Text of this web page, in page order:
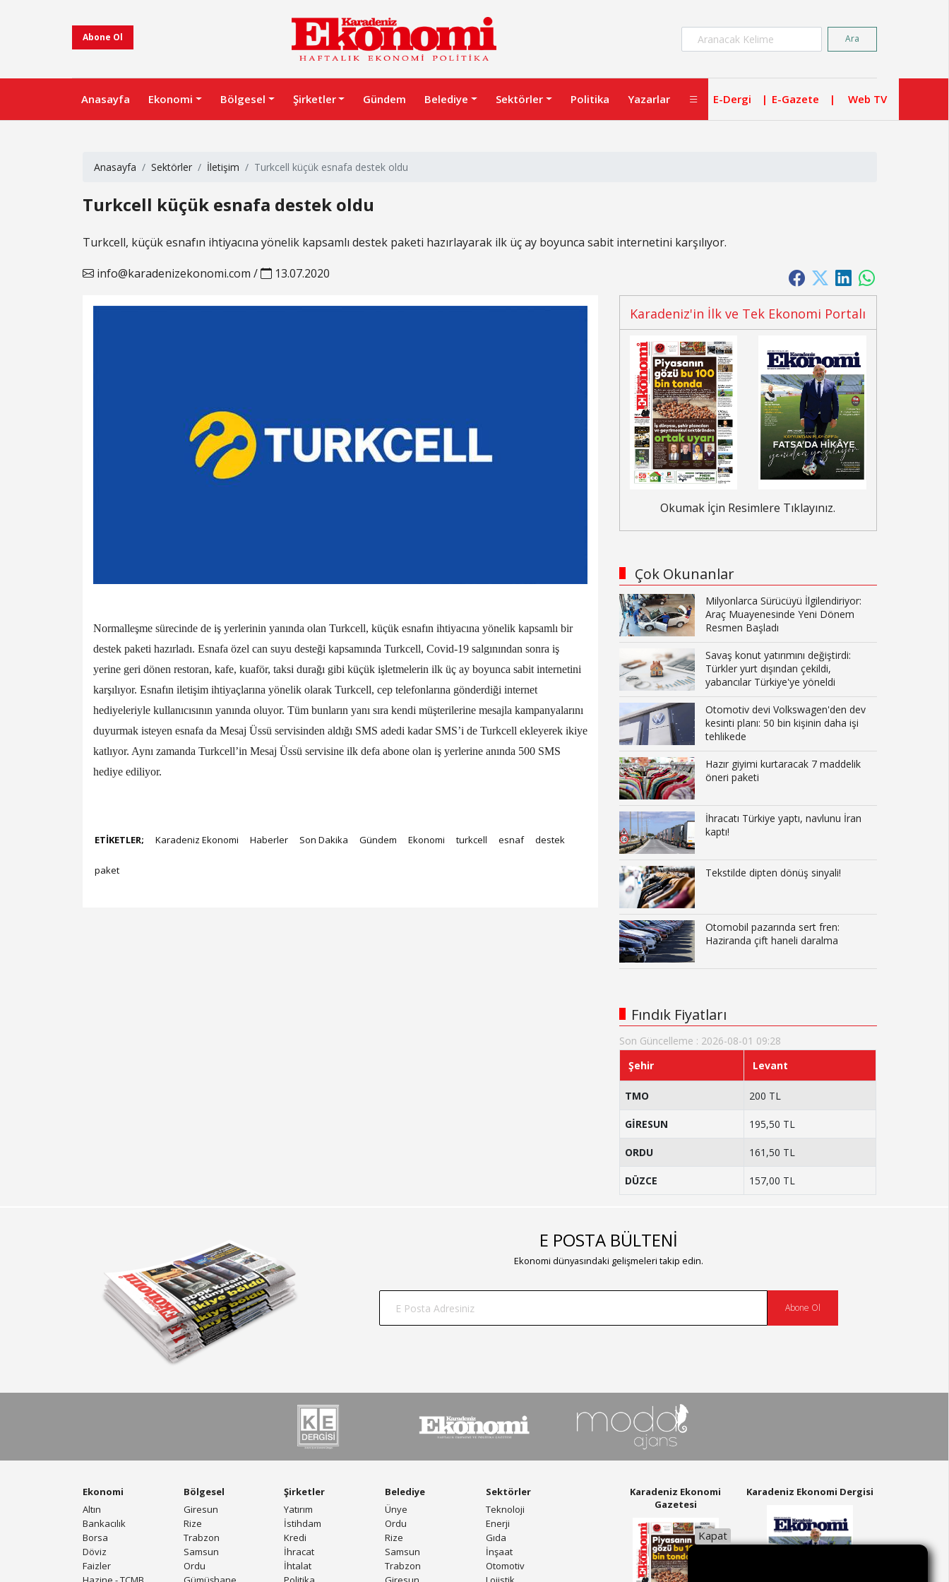
Abone Ol Ara
Anasayfa Ekonomi Bölgesel Şirketler Gündem Belediye Sektörler Politika Yazarlar E-Dergi E-Gazete Web TV
Anasayfa Sektörler İletişim Turkcell küçük esnafa destek oldu
Turkcell küçük esnafa destek oldu
Turkcell, küçük esnafın ihtiyacına yönelik kapsamlı destek paketi hazırlayarak ilk üç ay boyunca sabit internetini karşılıyor.
info@karadenizekonomi.com / 13.07.2020
Normalleşme sürecinde de iş yerlerinin yanında olan Turkcell, küçük esnafın ihtiyacına yönelik kapsamlı bir
destek paketi hazırladı. Esnafa özel can suyu desteği kapsamında Turkcell, Covid-19 salgınından sonra iş
yerine geri dönen restoran, kafe, kuaför, taksi durağı gibi küçük işletmelerin ilk üç ay boyunca sabit internetini
karşılıyor. Esnafın iletişim ihtiyaçlarına yönelik olarak Turkcell, cep telefonlarına gönderdiği internet
hediyeleriyle kullanıcısının yanında oluyor. Tüm bunların yanı sıra kendi müşterilerine mesajla kampanyalarını
duyurmak isteyen esnafa da Mesaj Üssü servisinden aldığı SMS adedi kadar SMS’i de Turkcell ekleyerek ikiye
katlıyor. Aynı zamanda Turkcell’in Mesaj Üssü servisine ilk defa abone olan iş yerlerine anında 500 SMS
hediye ediliyor.
ETİKETLER; Karadeniz Ekonomi Haberler Son Dakika Gündem Ekonomi turkcell esnaf destek
paket
Karadeniz'in İlk ve Tek Ekonomi Portalı
Okumak İçin Resimlere Tıklayınız.
Çok Okunanlar
Milyonlarca Sürücüyü İlgilendiriyor:
Araç Muayenesinde Yeni Dönem
Resmen Başladı
Savaş konut yatırımını değiştirdi:
Türkler yurt dışından çekildi,
yabancılar Türkiye'ye yöneldi
Otomotiv devi Volkswagen'den dev
kesinti planı: 50 bin kişinin daha işi
tehlikede
Hazır giyimi kurtaracak 7 maddelik
öneri paketi
İhracatı Türkiye yaptı, navlunu İran
kaptı!
Tekstilde dipten dönüş sinyali!
Otomobil pazarında sert fren:
Haziranda çift haneli daralma
Fındık Fiyatları
Son Güncelleme : 2026-08-01 09:28
Şehir
Levant
TMO 200 TL
GİRESUN 195,50 TL
ORDU 161,50 TL
DÜZCE 157,00 TL
E POSTA BÜLTENİ
Ekonomi dünyasındaki gelişmeleri takip edin.
Abone Ol
Ekonomi
Altın
Bankacılık
Borsa
Döviz
Faizler
Bölgesel
Giresun
Rize
Trabzon
Samsun
Ordu
Şirketler
Yatırım
İstihdam
Kredi
İhracat
İhtalat
Belediye
Ünye
Ordu
Rize
Samsun
Trabzon
Sektörler
Teknoloji
Enerji
Gıda
İnşaat
Otomotiv
Karadeniz Ekonomi
Gazetesi
Karadeniz Ekonomi Dergisi
Kapat